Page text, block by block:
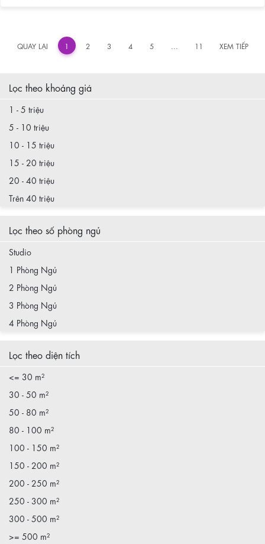
QUAY LẠI« 1 2 3 4 5 11 XEM TIẾP»
Lọc theo khoảng giá
1 - 5 triệu
5 - 10 triệu
10 - 15 triệu
15 - 20 triệu
20 - 40 triệu
Trên 40 triệu
Lọc theo số phòng ngủ
Studio
1 Phòng Ngủ
2 Phòng Ngủ
3 Phòng Ngủ
4 Phòng Ngủ
Lọc theo diện tích
<= 30 m²
30 - 50 m²
50 - 80 m²
80 - 100 m²
100 - 150 m²
150 - 200 m²
200 - 250 m²
250 - 300 m²
300 - 500 m²
>= 500 m²